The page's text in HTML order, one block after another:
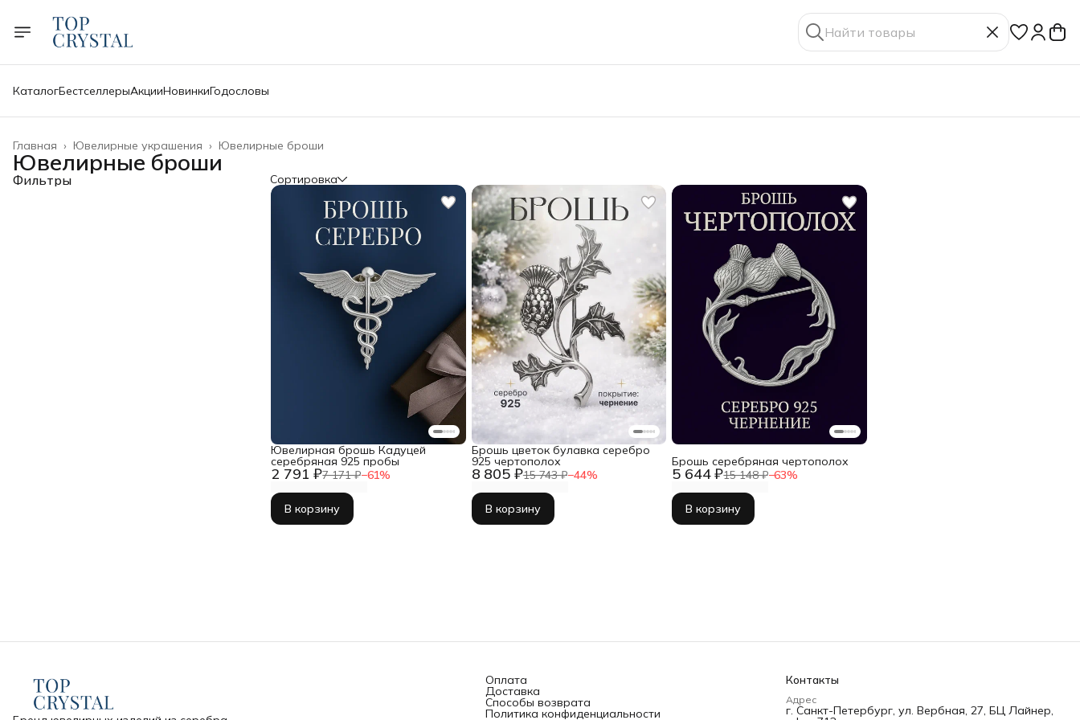
КаталогБестселлерыАкцииНовинкиГодословы
Ювелирные броши
Ювелирные украшения ›
Главная ›
Ювелирные броши
Фильтры Сортировка
2 791 ₽7 171 ₽−61%
Ювелирная брошь Кадуцей
серебряная 925 пробы
В корзину
8 805 ₽15 743 ₽−44%
Брошь цветок булавка серебро
925 чертополох
В корзину
5 644 ₽15 148 ₽−63%
Брошь серебряная чертополох
В корзину
Оплата
Доставка
Способы возврата
Политика конфиденциальности
Контакты
Адрес
г. Санкт-Петербург, ул. Вербная, 27, БЦ Лайнер,